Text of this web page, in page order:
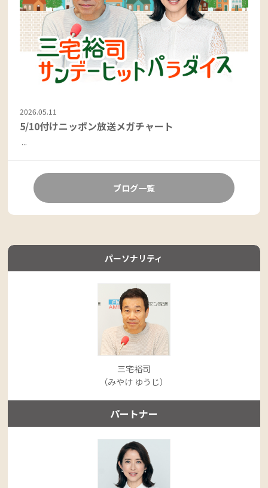
2026.05.11
5/10付けニッポン放送メガチャート
...
ブログ一覧
パーソナリティ
三宅裕司
（みやけ ゆうじ）
パートナー